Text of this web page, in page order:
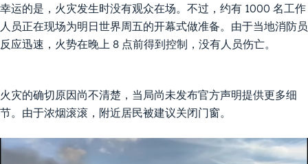
幸运的是，火灾发生时没有观众在场。不过，约有 1000 名工作
人员正在现场为明日世界周五的开幕式做准备。由于当地消防员
反应迅速，火势在晚上 8 点前得到控制，没有人员伤亡。
火灾的确切原因尚不清楚，当局尚未发布官方声明提供更多细
节。由于浓烟滚滚，附近居民被建议关闭门窗。